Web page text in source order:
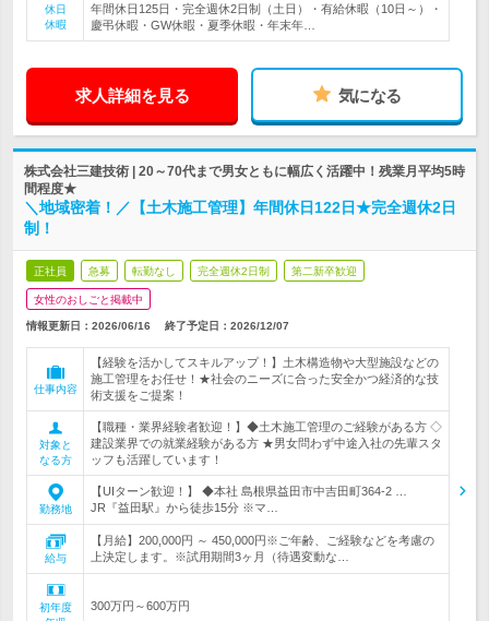
休日
休暇
年間休日125日・完全週休2日制（土日）・有給休暇（10日～）・
慶弔休暇・GW休暇・夏季休暇・年末年…
求人詳細を見る 気になる
株式会社三建技術 | 20～70代まで男女ともに幅広く活躍中！残業月平均5時
間程度★
＼地域密着！／【土木施工管理】年間休日122日★完全週休2日
制！
正社員 急募 転勤なし 完全週休2日制 第二新卒歓迎
女性のおしごと掲載中
情報更新日：2026/06/16 終了予定日： 2026/12/07
仕事内容
【経験を活かしてスキルアップ！】土木構造物や大型施設などの
施工管理をお任せ！★社会のニーズに合った安全かつ経済的な技
術支援をご提案！
対象と
なる方
【職種・業界経験者歓迎！】◆土木施工管理のご経験がある方 ◇
建設業界での就業経験がある方 ★男女問わず中途入社の先輩スタ
ッフも活躍しています！
勤務地
【UIターン歓迎！】 ◆本社 島根県益田市中吉田町364-2 …
JR『益田駅』から徒歩15分 ※マ…
給与
【月給】200,000円 ～ 450,000円※ご年齢、ご経験などを考慮の
上決定します。※試用期間3ヶ月（待遇変動な…
初年度
300万円～600万円